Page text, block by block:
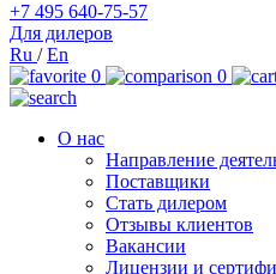
+7 495 640-75-57
Для дилеров
Ru /En
0
0
О нас
Направление
Поставщики
Стать дилером
Отзывы клиентов
Вакансии
Лицензии и